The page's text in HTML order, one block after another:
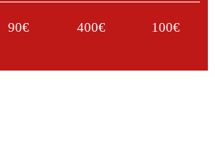
90€ 400€ 100€